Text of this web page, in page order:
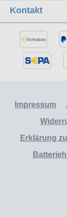
Kontakt
Impressum
Erklärung